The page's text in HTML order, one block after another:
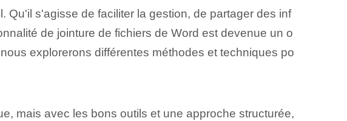
Qu'il s'agisse de faciliter la gestion, de partager des inf
de jointure de fichiers de Word est devenue un o
explorerons différentes méthodes et techniques po
mais avec les bons outils et une approche structurée,